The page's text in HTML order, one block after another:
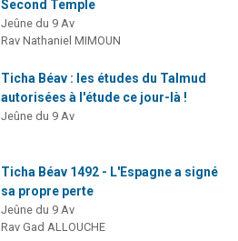
Second Temple
Jeûne du 9 Av
Rav Nathaniel MIMOUN
Ticha Béav : les études du Talmud
autorisées à l'étude ce jour-là !
Jeûne du 9 Av
Ticha Béav 1492 - L'Espagne a signé
sa propre perte
Jeûne du 9 Av
Rav Gad ALLOUCHE